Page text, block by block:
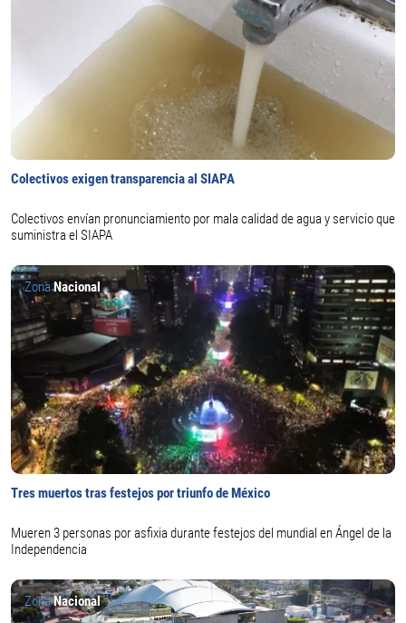
Colectivos exigen transparencia al SIAPA
Colectivos envían pronunciamiento por mala calidad de agua y servicio que
suministra el SIAPA
ZonaNacional
Tres muertos tras festejos por triunfo de México
Mueren 3 personas por asfixia durante festejos del mundial en Ángel de la
Independencia
ZonaNacional